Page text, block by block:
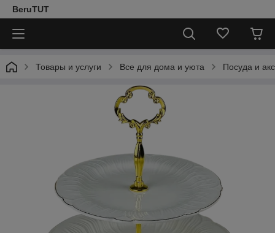
BeruTUT
Товары и услуги Все для дома и уюта Посуда и